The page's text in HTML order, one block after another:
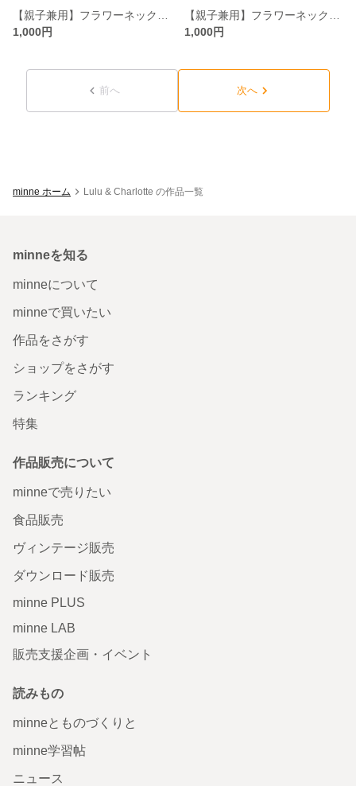
1,000円
1,000円
前へ 次へ
minne ホーム Lulu & Charlotte の作品一覧
minneを知る
minneについて
minneで買いたい
作品をさがす
ショップをさがす
ランキング
特集
作品販売について
minneで売りたい
食品販売
ヴィンテージ販売
ダウンロード販売
minne PLUS
minne LAB
販売支援企画・イベント
読みもの
minneとものづくりと
minne学習帖
ニュース